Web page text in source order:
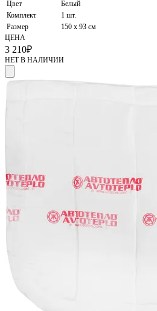
Цвет
Белый
Комплект
1 шт.
Размер
150 х 93 см
ЦЕНА
3 210₽
НЕТ В НАЛИЧИИ